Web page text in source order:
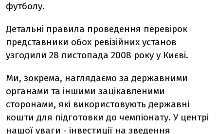
футболу.
Детальні правила проведення перевірок
представники обох ревізійних установ
узгодили 28 листопада 2008 року у Києві.
Ми, зокрема, наглядаємо за державними
органами та іншими зацікавленими
сторонами, які використовують державні
кошти для підготовки до чемпіонату. У центрі
нашої уваги - інвестиції на зведення